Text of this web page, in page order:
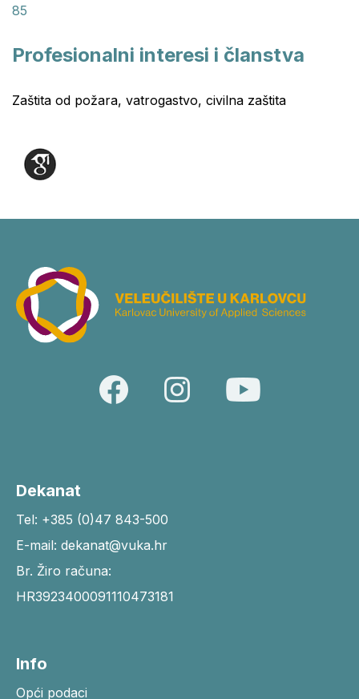
85
Profesionalni interesi i članstva
Zaštita od požara, vatrogastvo, civilna zaštita
Dekanat
Tel: +385 (0)47 843-500
E-mail: dekanat@vuka.hr
Br. Žiro računa:
HR3923400091110473181
Info
Opći podaci